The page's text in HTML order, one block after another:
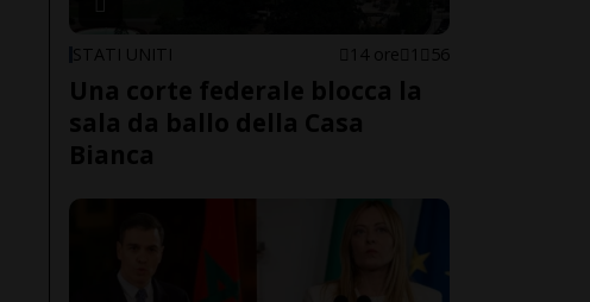
STATI UNITI 14 ore 1 56
Una corte federale blocca la
sala da ballo della Casa
Bianca